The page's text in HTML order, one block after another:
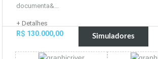
documenta&...
+ Detalhes
R$ 130.000,00 Simuladores